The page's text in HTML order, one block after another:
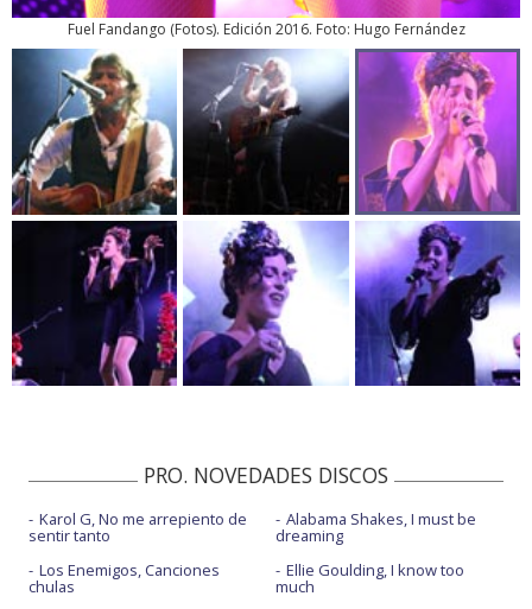
Fuel Fandango (Fotos). Edición 2016. Foto: Hugo Fernández
PRO. NOVEDADES DISCOS
Karol G, No me arrepiento de
sentir tanto
Los Enemigos, Canciones
chulas
Alabama Shakes, I must be
dreaming
Ellie Goulding, I know too
much